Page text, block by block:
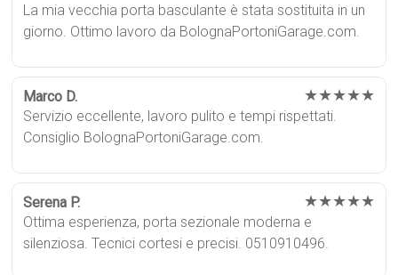
La mia vecchia porta basculante è stata sostituita in un
giorno. Ottimo lavoro da BolognaPortoniGarage.com.
Marco D. ★★★★★
Servizio eccellente, lavoro pulito e tempi rispettati.
Consiglio BolognaPortoniGarage.com.
Serena P. ★★★★★
Ottima esperienza, porta sezionale moderna e
silenziosa. Tecnici cortesi e precisi. 0510910496.